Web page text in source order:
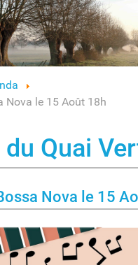
Logo
Nova le 15 Août 18h
Quai
Nova le 15